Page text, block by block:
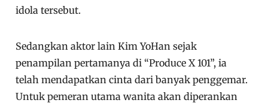
idola tersebut.
Sedangkan aktor lain Kim YoHan sejak
penampilan pertamanya di “Produce X 101”, ia
telah mendapatkan cinta dari banyak penggemar.
Untuk pemeran utama wanita akan diperankan